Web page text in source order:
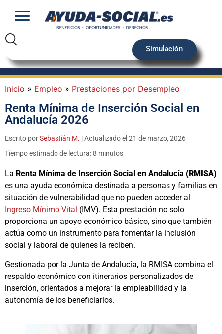
Simulación
Inicio » Empleo » Prestaciones por Desempleo
Renta Mínima de Inserción Social en
Andalucía 2026
Escrito porSebastián M. | Actualizado el 21 de marzo, 2026
Tiempo estimado de lectura: 8 minutos
La Renta Mínima de Inserción Social en Andalucía (RMISA)
es una ayuda económica destinada a personas y familias en
situación de vulnerabilidad que no pueden acceder al
Ingreso Mínimo Vital (IMV). Esta prestación no solo
proporciona un apoyo económico básico, sino que también
actúa como un instrumento para fomentar la inclusión
social y laboral de quienes la reciben.
Gestionada por la Junta de Andalucía, la RMISA combina el
respaldo económico con itinerarios personalizados de
inserción, orientados a mejorar la empleabilidad y la
autonomía de los beneficiarios.